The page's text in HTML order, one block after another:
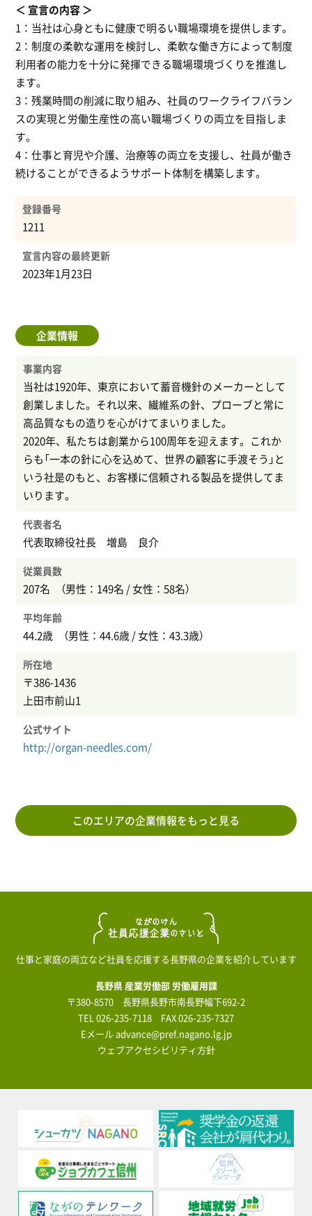
宣言の内容
1：当社は心身ともに健康で明るい職場環境を提供します。
2：制度の柔軟な運用を検討し、柔軟な働き方によって制度
利用者の能力を十分に発揮できる職場環境づくりを推進し
ます。
3：残業時間の削減に取り組み、社員のワークライフバラン
スの実現と労働生産性の高い職場づくりの両立を目指しま
す。
4：仕事と育児や介護、治療等の両立を支援し、社員が働き
続けることができるようサポート体制を構築します。
登録番号
1211
宣言内容の最終更新
2023年1月23日
企業情報
事業内容
当社は1920年、東京において蓄音機針のメーカーとして
創業しました。それ以来、繊維系の針、プローブと常に
高品質なもの造りを心がけてまいりました。
2020年、私たちは創業から100周年を迎えます。これか
らも「一本の針に心を込めて、世界の顧客に手渡そう」と
いう社是のもと、お客様に信頼される製品を提供してま
いります。
代表者名
代表取締役社長 増島 良介
従業員数
207名 （男性：149名 / 女性：58名）
平均年齢
44.2歳 （男性：44.6歳 / 女性：43.3歳）
所在地
〒386-1436
上田市前山1
公式サイト
http://organ-needles.com/
このエリアの企業情報をもっと見る
仕事と家庭の両立など社員を応援する長野県の企業を紹介しています
長野県 産業労働部 労働雇用課
〒380-8570 長野県長野市南長野幅下692-2
TEL 026-235-7118 FAX 026-235-7327
Eメールadvance@pref.nagano.lg.jp
ウェブアクセシビリティ方針